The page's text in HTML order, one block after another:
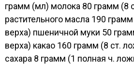
грамм (мл) молока 80 грамм (8
растительного масла 190
верха) пшеничной муки 50
верха) какао 160 грамм (8 ст.
сахара 8 грамм (1 полная ч.